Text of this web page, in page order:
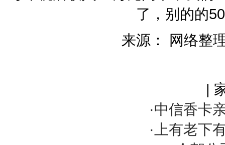
了，别的的
来源： 网络整
|
·中信香卡
·上有老下